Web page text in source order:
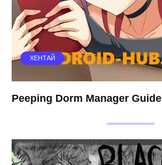
ХЕНТАЙ
Peeping Dorm Manager Guide